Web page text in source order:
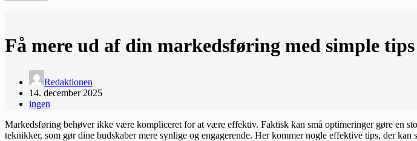
Få mere ud af din markedsføring med simple tips
Redaktionen
14. december 2025
ingen
Markedsføring behøver ikke være kompliceret for at være effektiv. Faktisk kan små optimeringer gøre en
teknikker, som gør dine budskaber mere synlige og engagerende. Her kommer nogle effektive tips, der